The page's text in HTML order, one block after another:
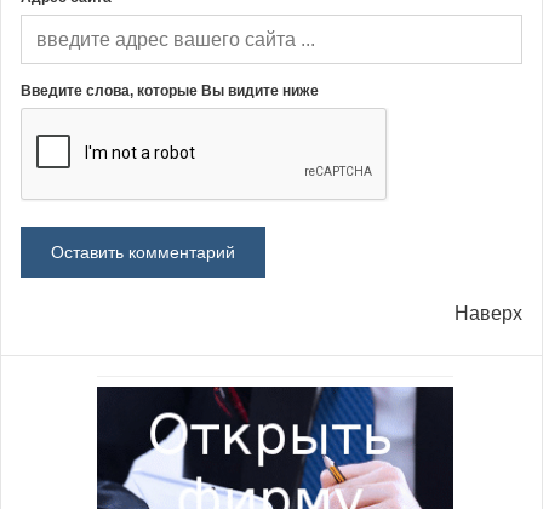
Введите слова, которые Вы видите ниже
Наверх